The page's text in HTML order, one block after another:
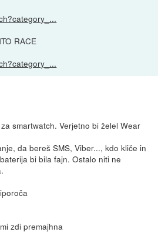
RACE
smartwatch. Verjetno bi želel Wear
da bereš SMS, Viber..., kdo kliče in
bi bila fajn. Ostalo niti ne
zdi premajhna